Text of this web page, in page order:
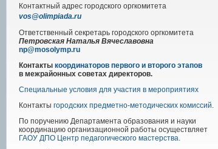
Контактный адрес городского оргкомитета
vos@olimpiada.ru
Ответственный секретарь городского оргкомитета
Петровская Наталья Вячеславовна
np@mosolymp.ru
Контакты координаторов первого и второго этапов
в межрайонных советах директоров.
Специальные условия для участия в мероприятиях
Контакты городских предметно-методических комиссий.
По поручению Департамента образования и науки
координацию организационной работы осуществляет
ГАОУ ДПО Центр педагогического мастерства.